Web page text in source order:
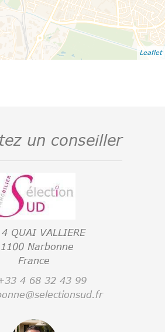
Leaflet
un conseiller
4 QUAI VALLIERE
Narbonne
France
4 68 32 43 99